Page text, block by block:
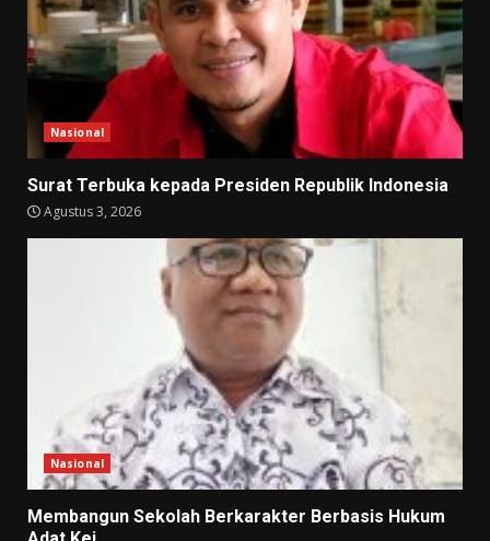
Nasional
Surat Terbuka kepada Presiden Republik Indonesia
Agustus 3, 2026
Nasional
Membangun Sekolah Berkarakter Berbasis Hukum